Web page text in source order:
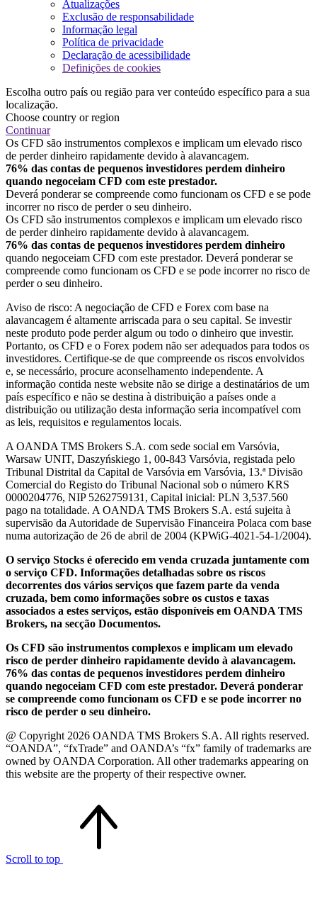
Atualizações
Exclusão de responsabilidade
Informação legal
Política de privacidade
Declaração de acessibilidade
Definições de cookies
Escolha outro país ou região para ver conteúdo específico para a sua
localização.
Choose country or region
Continuar
Os CFD são instrumentos complexos e implicam um elevado risco
de perder dinheiro rapidamente devido à alavancagem.
76% das contas de pequenos investidores perdem dinheiro
quando negoceiam CFD com este prestador.
Deverá ponderar se compreende como funcionam os CFD e se pode
incorrer no risco de perder o seu dinheiro.
Os CFD são instrumentos complexos e implicam um elevado risco
de perder dinheiro rapidamente devido à alavancagem.
76% das contas de pequenos investidores perdem dinheiro
quando negoceiam CFD com este prestador. Deverá ponderar se
compreende como funcionam os CFD e se pode incorrer no risco de
perder o seu dinheiro.
Aviso de risco: A negociação de CFD e Forex com base na
alavancagem é altamente arriscada para o seu capital. Se investir
neste produto pode perder algum ou todo o dinheiro que investir.
Portanto, os CFD e o Forex podem não ser adequados para todos os
investidores. Certifique-se de que compreende os riscos envolvidos
e, se necessário, procure aconselhamento independente. A
informação contida neste website não se dirige a destinatários de um
país específico e não se destina à distribuição a países onde a
distribuição ou utilização desta informação seria incompatível com
as leis, requisitos e regulamentos locais.
A OANDA TMS Brokers S.A. com sede social em Varsóvia,
Warsaw UNIT, Daszyńskiego 1, 00-843 Varsóvia, registada pelo
Tribunal Distrital da Capital de Varsóvia em Varsóvia, 13.ª Divisão
Comercial do Registo do Tribunal Nacional sob o número KRS
0000204776, NIP 5262759131, Capital inicial: PLN 3,537.560
pago na totalidade. A OANDA TMS Brokers S.A. está sujeita à
supervisão da Autoridade de Supervisão Financeira Polaca com base
numa autorização de 26 de abril de 2004 (KPWiG-4021-54-1/2004).
O serviço Stocks é oferecido em venda cruzada juntamente com
o serviço CFD. Informações detalhadas sobre os riscos
decorrentes dos vários serviços que fazem parte da venda
cruzada, bem como informações sobre os custos e taxas
associados a estes serviços, estão disponíveis em OANDA TMS
Brokers, na secção Documentos.
Os CFD são instrumentos complexos e implicam um elevado
risco de perder dinheiro rapidamente devido à alavancagem.
76% das contas de pequenos investidores perdem dinheiro
quando negoceiam CFD com este prestador. Deverá ponderar
se compreende como funcionam os CFD e se pode incorrer no
risco de perder o seu dinheiro.
@ Copyright 2026 OANDA TMS Brokers S.A. All rights reserved.
“OANDA”, “fxTrade” and OANDA’s “fx” family of trademarks are
owned by OANDA Corporation. All other trademarks appearing on
this website are the property of their respective owner.
Scroll to top